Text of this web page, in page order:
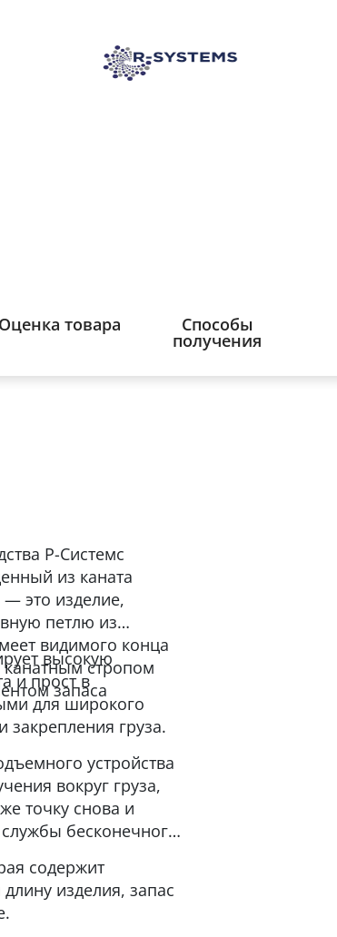
Оценка товара Способы
получения
Р-Системс
из каната
это изделие,
петлю из
видимого конца
стропом
запаса
высокую
и прост в
для широкого
груза.
устройства
вокруг груза,
точку снова и
бесконечного
содержит
изделия, запас